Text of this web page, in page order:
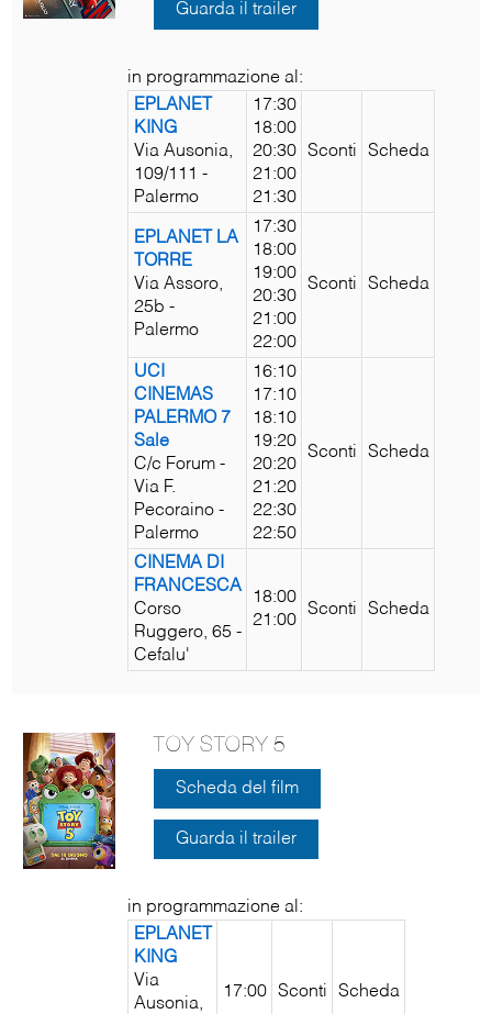
Guarda il trailer
in programmazione al:
EPLANET
KING
Via Ausonia,
109/111 -
Palermo
17:30
18:00
20:30
21:00
21:30
Sconti Scheda
EPLANET LA
TORRE
Via Assoro,
25b -
Palermo
17:30
18:00
19:00
20:30
21:00
22:00
Sconti Scheda
UCI
CINEMAS
PALERMO 7
Sale
C/c Forum -
Via F.
Pecoraino -
Palermo
16:10
17:10
18:10
19:20
20:20
21:20
22:30
22:50
Sconti Scheda
CINEMA DI
FRANCESCA
Corso
Ruggero, 65 -
Cefalu'
18:00
21:00
Sconti Scheda
TOY STORY 5
Scheda del film
Guarda il trailer
in programmazione al:
EPLANET
KING
Via
Ausonia,
17:00 Sconti Scheda